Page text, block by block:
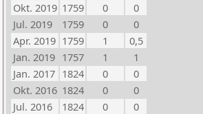
Okt. 2019 1759 0
0
Jul. 2019
1759 0
0
Apr. 2019 1759 1
0,5
Jan. 2019 1757 1
1
Jan. 2017 1824 0
0
Okt. 2016 1824 0
0
Jul. 2016
1824 0
0